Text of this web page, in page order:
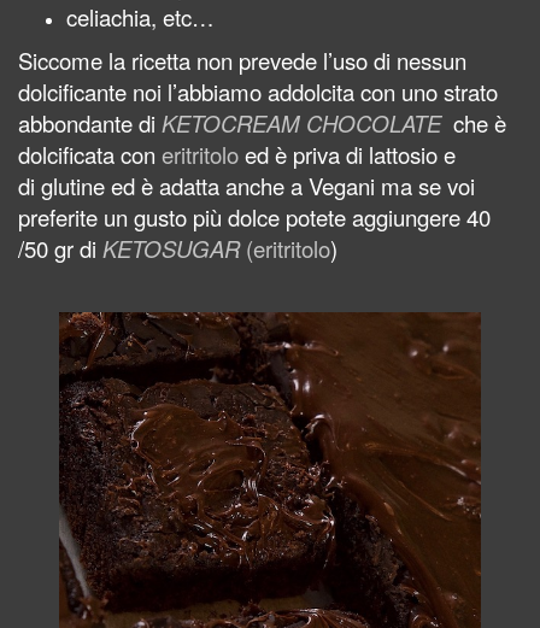
celiachia, etc…
Siccome la ricetta non prevede l’uso di nessun
dolcificante noi l’abbiamo addolcita con uno strato
abbondante di KETOCREAM CHOCOLATE che è
dolcificata con eritritoloed è priva di lattosio e
di glutineed è adatta anche aVegani ma se voi
preferite un gusto più dolce potete aggiungere 40
/50 gr di KETOSUGAR(eritritolo)